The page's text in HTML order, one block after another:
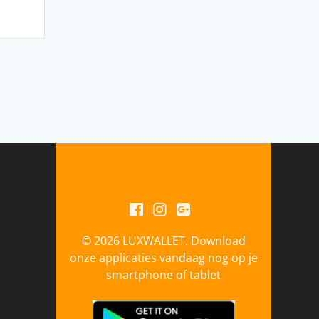
© 2026 LUXWALLET. Download
onze applicaties vandaag nog op je
smartphone of tablet